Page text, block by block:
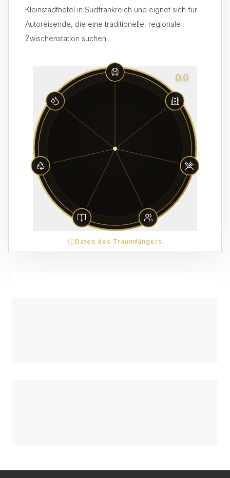
Kleinstadthotel in Südfrankreich und eignet sich für
Autoreisende, die eine traditionelle, regionale
Zwischenstation suchen.
0.0
Daten des Traumfängers